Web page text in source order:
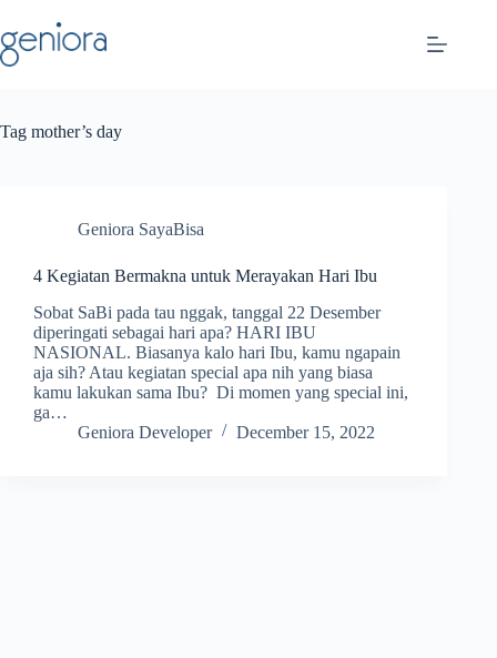
to
content
Tag mother’s day
Geniora SayaBisa
4 Kegiatan Bermakna untuk Merayakan Hari Ibu
Sobat SaBi pada tau nggak, tanggal 22 Desember
diperingati sebagai hari apa? HARI IBU
NASIONAL. Biasanya kalo hari Ibu, kamu ngapain
aja sih? Atau kegiatan special apa nih yang biasa
kamu lakukan sama Ibu? Di momen yang special ini,
ga…
Geniora Developer
December 15, 2022